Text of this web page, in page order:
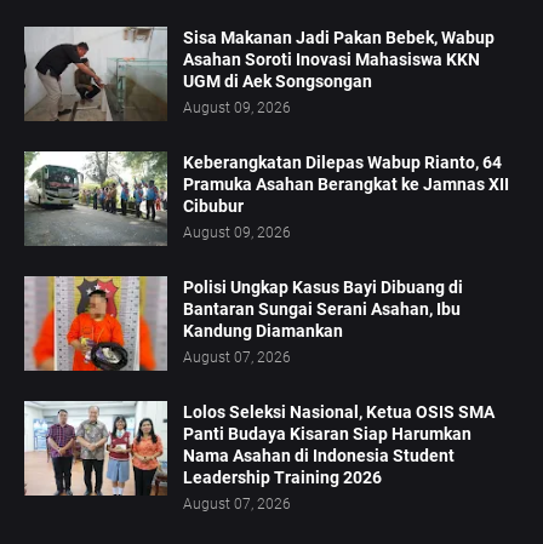
Sisa Makanan Jadi Pakan Bebek, Wabup
Asahan Soroti Inovasi Mahasiswa KKN
UGM di Aek Songsongan
August 09, 2026
Keberangkatan Dilepas Wabup Rianto, 64
Pramuka Asahan Berangkat ke Jamnas XII
Cibubur
August 09, 2026
Polisi Ungkap Kasus Bayi Dibuang di
Bantaran Sungai Serani Asahan, Ibu
Kandung Diamankan
August 07, 2026
Lolos Seleksi Nasional, Ketua OSIS SMA
Panti Budaya Kisaran Siap Harumkan
Nama Asahan di Indonesia Student
Leadership Training 2026
August 07, 2026